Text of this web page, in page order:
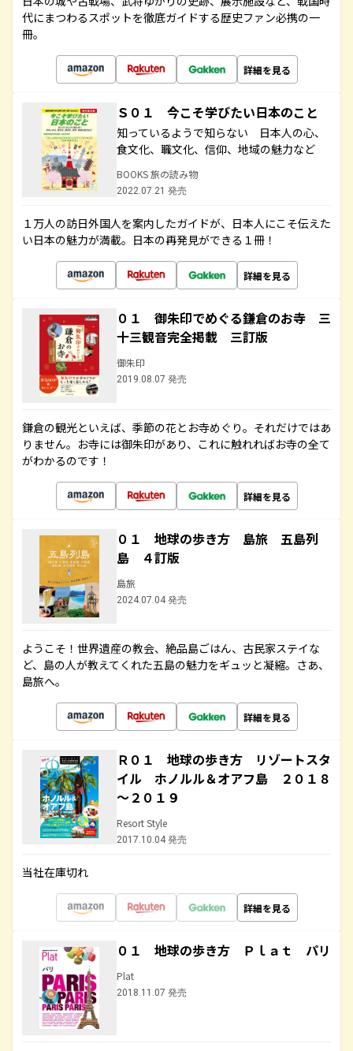
代にまつわるスポットを徹底ガイドする歴史ファン必携の一
冊。
詳細を見る
Ｓ０１ 今こそ学びたい日本のこと
知っているようで知らない 日本人の心、
食文化、職文化、信仰、地域の魅力など
BOOKS 旅の読み物
2022.07.21 発売
１万人の訪日外国人を案内したガイドが、日本人にこそ伝えた
い日本の魅力が満載。日本の再発見ができる１冊！
詳細を見る
０１ 御朱印でめぐる鎌倉のお寺 三
十三観音完全掲載 三訂版
御朱印
2019.08.07 発売
鎌倉の観光といえば、季節の花とお寺めぐり。それだけではあ
りません。お寺には御朱印があり、これに触れればお寺の全て
がわかるのです！
詳細を見る
０１ 地球の歩き方 島旅 五島列
島 ４訂版
島旅
2024.07.04 発売
ようこそ！世界遺産の教会、絶品島ごはん、古民家ステイな
ど、島の人が教えてくれた五島の魅力をギュッと凝縮。さあ、
島旅へ。
詳細を見る
Ｒ０１ 地球の歩き方 リゾートスタ
イル ホノルル＆オアフ島 ２０１８
～２０１９
Resort Style
2017.10.04 発売
当社在庫切れ
詳細を見る
０１ 地球の歩き方 Ｐｌａｔ パリ
Plat
2018.11.07 発売